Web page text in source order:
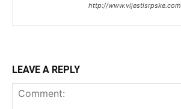
http://www.vijestisrpske.com
LEAVE A REPLY